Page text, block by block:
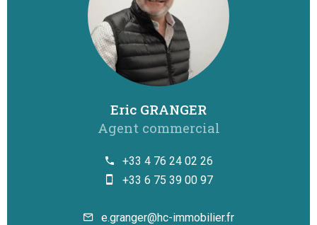
Eric GRANGER
Agent commercial
+33 4 76 24 02 26
+33 6 75 39 00 97
e.granger@hc-immobilier.fr